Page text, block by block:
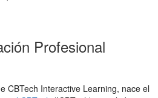
Profesional
CBTech Interactive Learning, nace el